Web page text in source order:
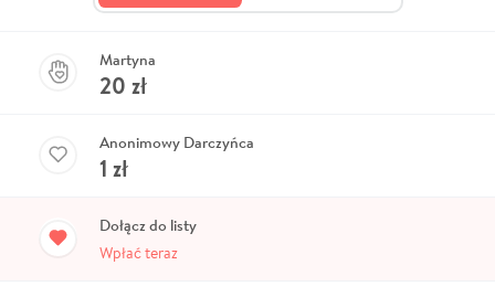
Martyna
20 zł
Anonimowy Darczyńca
1 zł
Dołącz do listy
Wpłać teraz